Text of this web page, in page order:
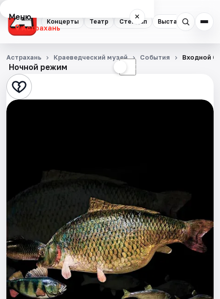
Концерты Театр Стендап Выставки
Меню ×
Астрахань
Концерты
Театр
Стендап
Спорт
События
Города
Площадки
Артисты
Ночной режим ☾
Астрахань Краеведческий музей События Входной